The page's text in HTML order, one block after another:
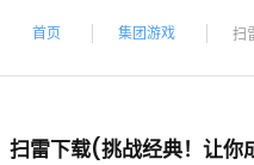
首页 集团游戏 扫
扫雷下载(挑战经典！让你